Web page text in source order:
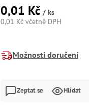
0,01 Kč / ks
0,01 Kč včetně DPH
Možnosti doručení
Zeptat se Hlídat